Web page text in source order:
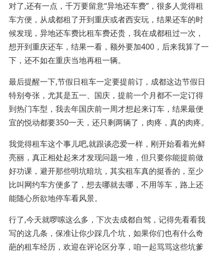
对了,还有一点，千万要留意“异地还车费”，很多人觉得租
车方便，从成都租了开到重庆或者西安玩，结果还车的时
候发现，异地还车费比租车费还贵，我在成都租过一次，
想开到重庆还车，结果一看，额外要加400，后来我算了一
下，还不如在重庆当地再租一辆。
最后提醒一下,节假日租车一定要提前订，成都这边节假日
特别夸张，尤其是五一、国庆，提前一个月都不一定订得
到热门车型，我去年国庆前一周才想起来订车，结果最便
宜的悦动都要350一天，还只剩两辆了，肉疼，真的肉疼。
我觉得租车这个事儿吧,就跟谈恋爱一样，刚开始看着光鲜
亮丽，真正相处起来才发现问题一堆，但只要你能提前做
好功课，避开那些明坑暗坑，其实租车真的挺香的，至少
比叫网约车方便多了，想去哪就去哪，不用等车，路上还
能随心所欲地停车看风景。
行了,今天就啰嗦这么多，下次去成都自驾，记得先看看我
写的这几条，保准让你少踩几个坑，如果你们也有什么奇
葩的租车经历，欢迎在评论区分享，咱一起骂骂这些坑爹